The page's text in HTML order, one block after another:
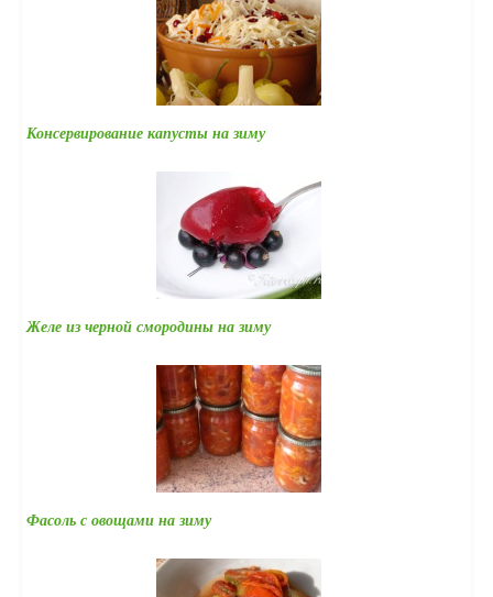
Консервирование капусты на зиму
Желе из черной смородины на зиму
Фасоль с овощами на зиму